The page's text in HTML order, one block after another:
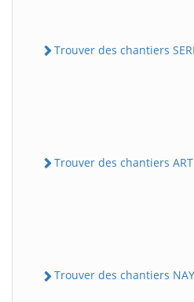
Trouver des chantiers
Trouver des chantiers
Trouver des chantiers NAY